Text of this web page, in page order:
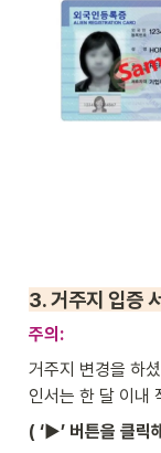
3. 거주지 입증
주의:
거주지 변경을 하
인서는 한 달 이내
( ‘►’ 버튼을 클릭